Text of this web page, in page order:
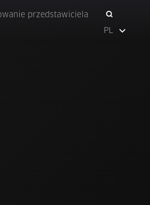
przedstawiciela
PL